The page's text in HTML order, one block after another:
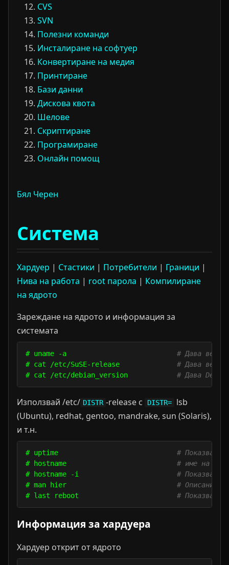
CVS
SVN
Полезни команди
Инсталиране на софтуер
Конвертиране на медия
Принтиране
Бази данни
Дискова квота
Шелове
Скриптиране
Програмиране
Онлайн помощ
Бял Черен
Система
Хардуер | Стастики | Потребители | Граници |
Нива на работа | root парола | Компилиране
на ядрото
Зареждане на ядрото и информация за
системата
# uname -a # Дава
# cat /etc/SuSE-release # Дава
# cat /etc/debian_version # Дава
Използвай /etc/ DISTR -release с DISTR=
lsb
(Ubuntu), redhat, gentoo, mandrake, sun (Solaris),
и т.н.
# uptime # Показва
# hostname # име на
# hostname -i # Показва IP
# man hier # Описание
# last reboot # Показва
Информация за хардуера
Хардуер открит от ядрото